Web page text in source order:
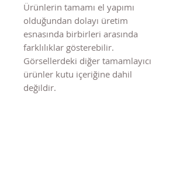
Ürünlerin tamamı el yapımı
olduğundan dolayı üretim
esnasında birbirleri arasında
farklılıklar gösterebilir.
Görsellerdeki diğer tamamlayıcı
ürünler kutu içeriğine dahil
değildir.